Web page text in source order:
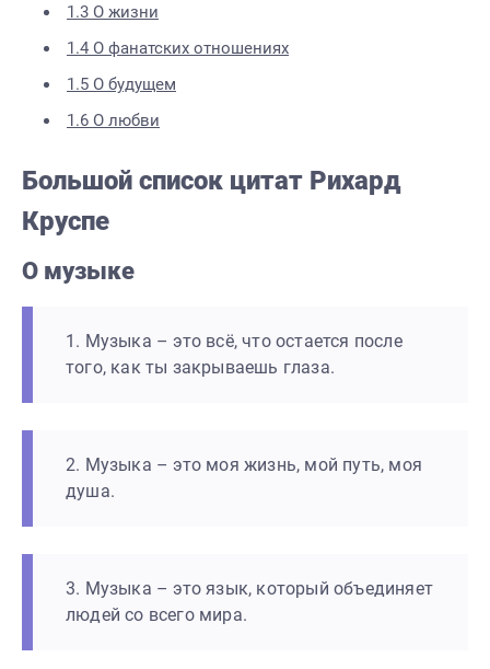
1.3 О жизни
1.4 О фанатских отношениях
1.5 О будущем
1.6 О любви
Большой список цитат Рихард
Круспе
О музыке
1. Музыка – это всё, что остается после
того, как ты закрываешь глаза.
2. Музыка – это моя жизнь, мой путь, моя
душа.
3. Музыка – это язык, который объединяет
людей со всего мира.